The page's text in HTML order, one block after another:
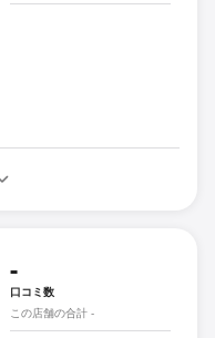
-
口コミ数
この店舗の合計 -